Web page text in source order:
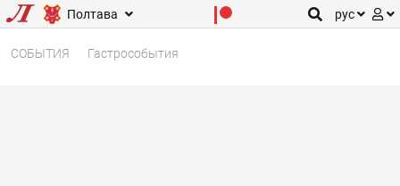
Полтава рус
СОБЫТИЯ Гастрособытия